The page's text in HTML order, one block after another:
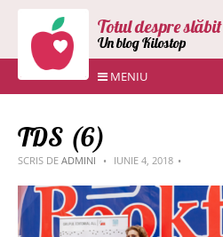
Totul despre slăbit
Un blog Kilostop
MENIU
TDS (6)
SCRIS DE ADMINI IUNIE 4, 2018